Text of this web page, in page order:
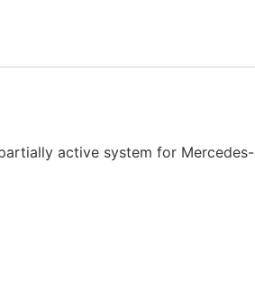
active system for Mercedes-